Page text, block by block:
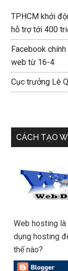
TPHCM khởi
hỗ trợ tới 400
Facebook
web từ 16-4
Cục trưởng Lê
CÁCH TẠO
Web hosting
dụng hosting
thế nào?